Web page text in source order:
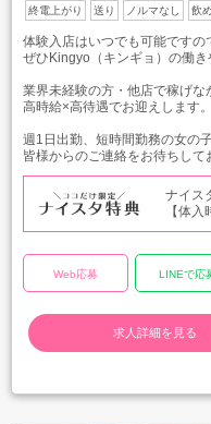
終電上がり 送り ノルマなし 飲
体験入店はいつでも可能ですの
ぜひKingyo（キンギョ）の働き
業界未経験の方・他店で稼げな
高時給×高待遇でお迎えします。
週1日出勤、短時間勤務の女の
皆様からのご連絡をお待ちして
ナイス
【体入
Web応募 LINEで応
求人詳細を見る